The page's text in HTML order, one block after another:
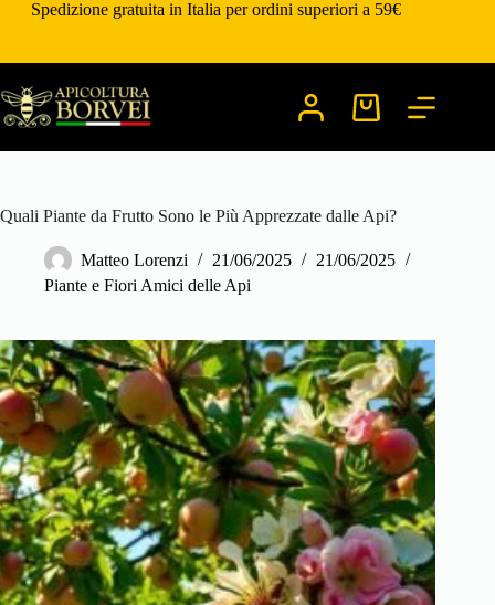
SaltaSpedizione gratuita in Italia per ordini superiori a 59€
Carrello
Quali Piante da Frutto Sono le Più Apprezzate dalle Api?
Matteo Lorenzi 21/06/2025
21/06/2025
Piante e Fiori Amici delle Api